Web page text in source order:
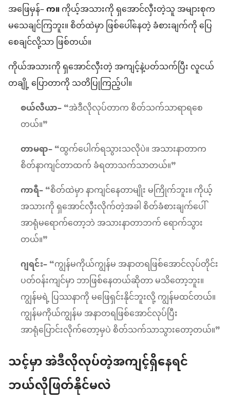
အဖြေမှန်–က။ကိုယ့်အသားကို ရှအောင်လှီးတဲ့သူ အများစုက
မသေချင်ကြဘူး။ စိတ်ထဲမှာ ဖြစ်ပေါ်နေတဲ့ ခံစားချက်ကို ပြေ
စေချင်လို့သာ ဖြစ်တယ်။
ကိုယ်အသားကို ရှအောင်လှီးတဲ့ အကျင့်နဲ့ပတ်သက်ပြီး လူငယ်
တချို့ ပြောတာကို သတိပြုကြည့်ပါ။
စယ်လီယာ–“အဲဒီလိုလုပ်တာက စိတ်သက်သာရာရစေ
တယ်။”
တာမရာ–“ထွက်ပေါက်ရသွားသလိုပဲ။ အသားနာတာက
စိတ်နာကျင်တာထက် ခံရတာသက်သာတယ်။”
ကာရီ–“စိတ်ထဲမှာ နာကျင်နေတာမျိုး မကြိုက်ဘူး။ ကိုယ့်
အသားကို ရှအောင်လှီးလိုက်တဲ့အခါ စိတ်ခံစားချက်ပေါ်
အာရုံမရောက်တော့ဘဲ အသားနာတာဘက် ရောက်သွား
တယ်။”
ဂျရင်း–“ကျွန်မကိုယ်ကျွန်မ အနာတရဖြစ်အောင်လုပ်တိုင်း
ပတ်ဝန်းကျင်မှာ ဘာဖြစ်နေတယ်ဆိုတာ မသိတော့ဘူး။
ကျွန်မရဲ့ ပြဿနာကို မဖြေရှင်းနိုင်ဘူးလို့ ကျွန်မထင်တယ်။
ကျွန်မကိုယ်ကျွန်မ အနာတရဖြစ်အောင်လုပ်ပြီး
အာရုံပြောင်းလိုက်တော့မှပဲ စိတ်သက်သာသွားတော့တယ်။”
သင့်မှာ အဲဒီလိုလုပ်တဲ့အကျင့်ရှိနေရင်
ဘယ်လိုဖြတ်နိုင်မလဲ